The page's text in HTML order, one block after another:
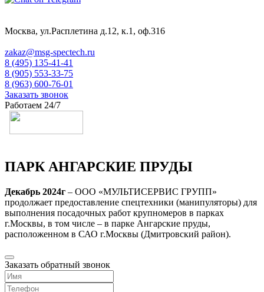
Москва, ул.Расплетина д.12, к.1, оф.316
zakaz@msg-spectech.ru
8 (495) 135-41-41
8 (905) 553-33-75
8 (963) 600-76-01
Заказать звонок
Работаем 24/7
ПАРК АНГАРСКИЕ ПРУДЫ
Декабрь 2024г – ООО «МУЛЬТИСЕРВИС ГРУПП»
продолжает предоставление спецтехники (манипуляторы) для
выполнения посадочных работ крупномеров в парках
г.Москвы, в том числе – в парке Ангарские пруды,
расположенном в САО г.Москвы (Дмитровский район).
Заказать обратный звонок